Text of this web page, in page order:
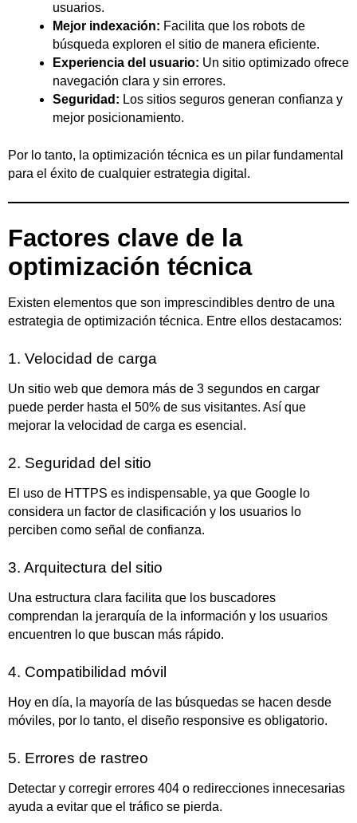
usuarios.
Mejor indexación: Facilita que los robots de
búsqueda exploren el sitio de manera eficiente.
Experiencia del usuario: Un sitio optimizado ofrece
navegación clara y sin errores.
Seguridad: Los sitios seguros generan confianza y
mejor posicionamiento.
Por lo tanto, la optimización técnica es un pilar fundamental
para el éxito de cualquier estrategia digital.
Factores clave de la
optimización técnica
Existen elementos que son imprescindibles dentro de una
estrategia de optimización técnica. Entre ellos destacamos:
1. Velocidad de carga
Un sitio web que demora más de 3 segundos en cargar
puede perder hasta el 50% de sus visitantes. Así que
mejorar la velocidad de carga es esencial.
2. Seguridad del sitio
El uso de HTTPS es indispensable, ya que Google lo
considera un factor de clasificación y los usuarios lo
perciben como señal de confianza.
3. Arquitectura del sitio
Una estructura clara facilita que los buscadores
comprendan la jerarquía de la información y los usuarios
encuentren lo que buscan más rápido.
4. Compatibilidad móvil
Hoy en día, la mayoría de las búsquedas se hacen desde
móviles, por lo tanto, el diseño responsive es obligatorio.
5. Errores de rastreo
Detectar y corregir errores 404 o redirecciones innecesarias
ayuda a evitar que el tráfico se pierda.